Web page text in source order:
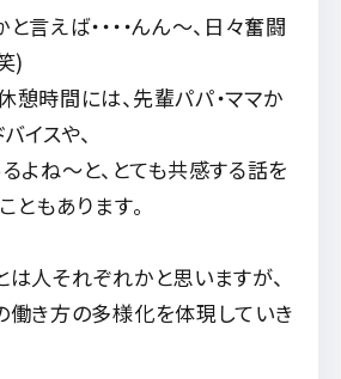
言えば・・・・んん～、日々奮闘
)
時間には、先輩パパ・ママか
イスや、
よね〜と、とても共感する話を
ともあります。
人それぞれかと思いますが、
働き方の多様化を体現していき